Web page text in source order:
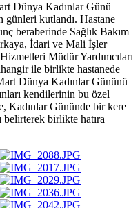
Dünya Kadınlar Günü
günleri kutlandı. Hastane
beraberinde Sağlık Bakım
İdari ve Mali İşler
Müdür Yardımcıları
ile birlikte hastanede
Dünya Kadınlar Gününü
kendilerinin bu özel
Kadınlar Gününde bir kere
belirterek birlikte hatıra